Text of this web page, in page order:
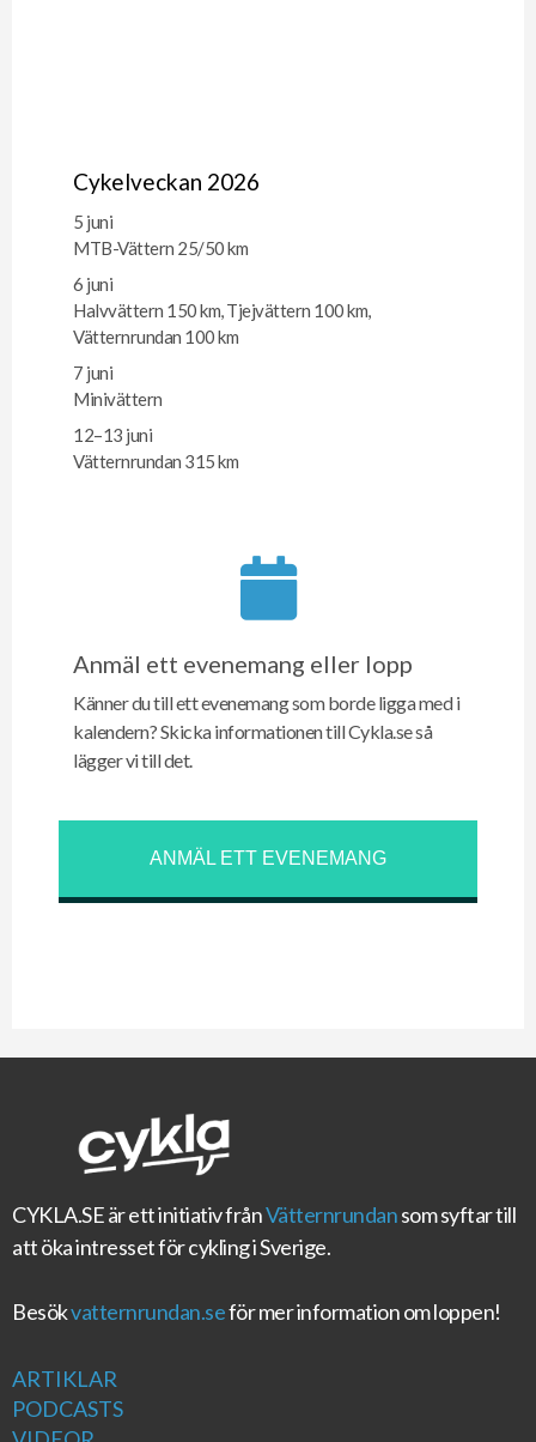
Cykelveckan 2026
5 juni
MTB-Vättern 25/50 km
6 juni
Halvvättern 150 km, Tjejvättern 100 km,
Vätternrundan 100 km
7 juni
Minivättern
12–13 juni
Vätternrundan 315 km
Anmäl ett evenemang eller lopp
Känner du till ett evenemang som borde ligga med i
kalendern? Skicka informationen till Cykla.se så
lägger vi till det.
ANMÄL ETT EVENEMANG
CYKLA.SEär ett initiativ frånVätternrundansom syftar till
att öka intresset för cykling i Sverige.
Besökvatternrundan.seför mer information om loppen!
ARTIKLAR
PODCASTS